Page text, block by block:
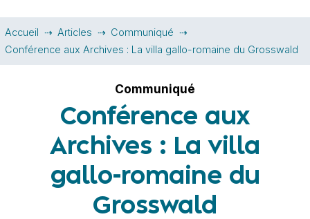
Accueil Articles
Communiqué
Conférence aux Archives : La villa gallo-romaine du Grosswald
Communiqué
Conférence aux
Archives : La villa
gallo-romaine du
Grosswald